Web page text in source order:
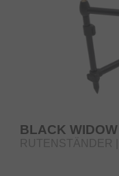
BLACK
RUTENSTÄNDER